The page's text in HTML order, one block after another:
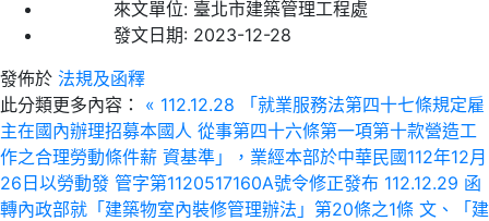
來文單位: 臺北市建築管理工程處
發文日期: 2023-12-28
發佈於 法規及函釋
此分類更多內容：
« 112.12.28 「就業服務法第四十七條規定雇
主在國內辦理招募本國人 從事第四十六條第一項第十款營造工
作之合理勞動條件薪 資基準」，業經本部於中華民國112年12月
26日以勞動發 管字第1120517160A號令修正發布 112.12.29 函
轉內政部就「建築物室內裝修管理辦法」第20條之1條 文、「建